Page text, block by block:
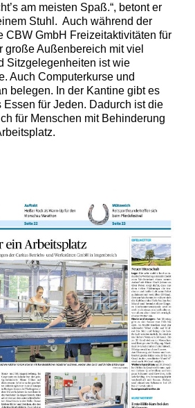
am meisten Spaß.“, betont er
Stuhl. Auch während der
CBW GmbH Freizeitaktivitäten für
große Außenbereich mit viel
Sitzgelegenheiten ist wie
Auch Computerkurse und
belegen. In der Kantine gibt es
für Jeden. Dadurch ist die
für Menschen mit Behinderung